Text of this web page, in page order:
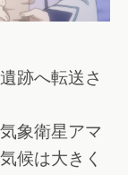
跡へ転送さ
象衛星アマ
候は大きく